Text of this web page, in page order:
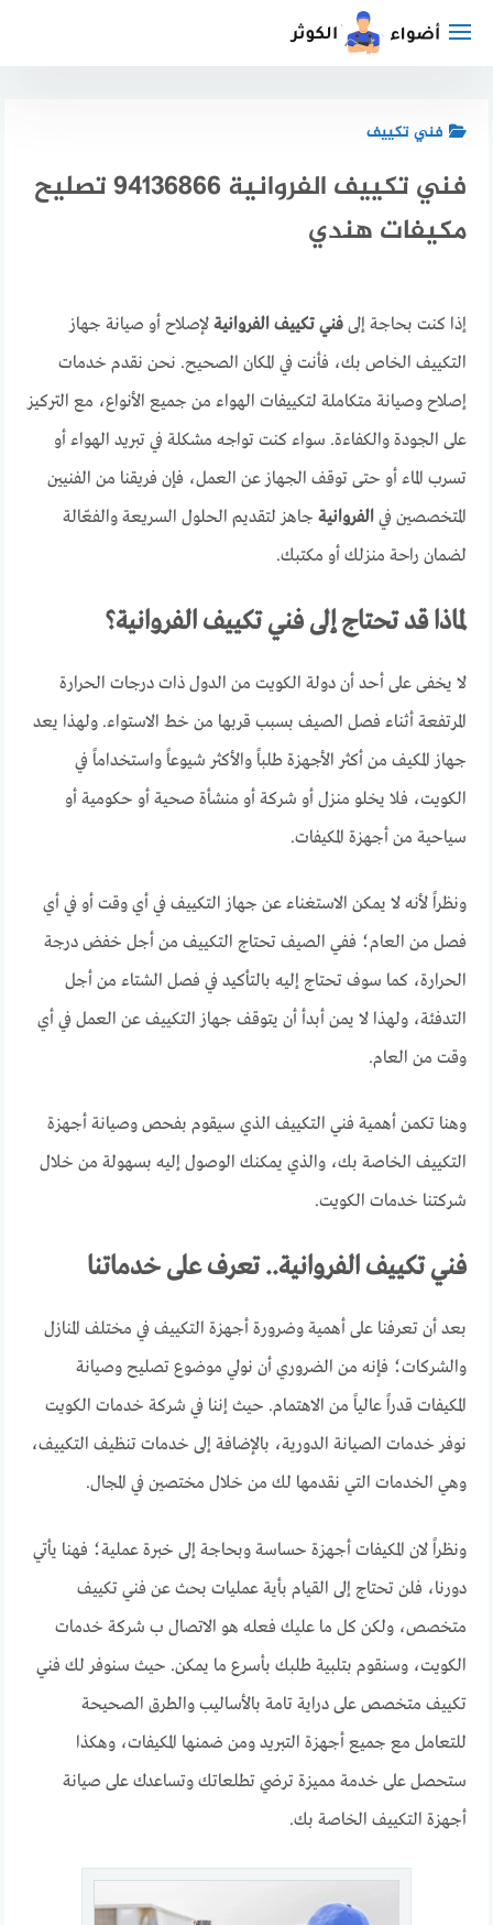
فني تكييف
فني تكييف الفروانية 94136866 تصليح
مكيفات هندي
إذا كنت بحاجة إلىفني تكييف الفروانية لإصلاح أو صيانة جهاز
التكييف الخاص بك، فأنت في المكان الصحيح. نحن نقدم خدمات
إصلاح وصيانة متكاملة لتكييفات الهواء من جميع الأنواع، مع التركيز
على الجودة والكفاءة. سواء كنت تواجه مشكلة في تبريد الهواء أو
تسرب الماء أو حتى توقف الجهاز عن العمل، فإن فريقنا من الفنيين
المتخصصين فيالفروانية جاهز لتقديم الحلول السريعة والفعّالة
لضمان راحة منزلك أو مكتبك.
لماذا قد تحتاج إلى فني تكييف الفروانية؟
لا يخفى على أحد أن دولة الكويت من الدول ذات درجات الحرارة
المرتفعة أثناء فصل الصيف بسبب قربها من خط الاستواء. ولهذا يعد
جهاز المكيف من أكثر الأجهزة طلباً والأكثر شيوعاً واستخداماً في
الكويت، فلا يخلو منزل أو شركة أو منشأة صحية أو حكومية أو
سياحية من أجهزة المكيفات.
ونظراً لأنه لا يمكن الاستغناء عن جهاز التكييف في أي وقت أو في أي
فصل من العام؛ ففي الصيف تحتاج التكييف من أجل خفض درجة
الحرارة، كما سوف تحتاج إليه بالتأكيد في فصل الشتاء من أجل
التدفئة، ولهذا لا يمن أبدأ أن يتوقف جهاز التكييف عن العمل في أي
وقت من العام.
وهنا تكمن أهمية فني التكييف الذي سيقوم بفحص وصيانة أجهزة
التكييف الخاصة بك، والذي يمكنك الوصول إليه بسهولة من خلال
شركتنا خدمات الكويت.
فني تكييف الفروانية.. تعرف على خدماتنا
بعد أن تعرفنا على أهمية وضرورة أجهزة التكييف في مختلف المنازل
والشركات؛ فإنه من الضروري أن نولي موضوع تصليح وصيانة
المكيفات قدراً عالياً من الاهتمام. حيث إننا في شركة خدمات الكويت
نوفر خدمات الصيانة الدورية، بالإضافة إلى خدمات تنظيف التكييف،
وهي الخدمات التي نقدمها لك من خلال مختصين في المجال.
ونظراً لان المكيفات أجهزة حساسة وبحاجة إلى خبرة عملية؛ فهنا يأتي
دورنا، فلن تحتاج إلى القيام بأية عمليات بحث عن فني تكييف
متخصص، ولكن كل ما عليك فعله هو الاتصال ب شركة خدمات
الكويت، وسنقوم بتلبية طلبك بأسرع ما يمكن. حيث سنوفر لك فني
تكييف متخصص على دراية تامة بالأساليب والطرق الصحيحة
للتعامل مع جميع أجهزة التبريد ومن ضمنها المكيفات، وهكذا
ستحصل على خدمة مميزة ترضي تطلعاتك وتساعدك على صيانة
أجهزة التكييف الخاصة بك.